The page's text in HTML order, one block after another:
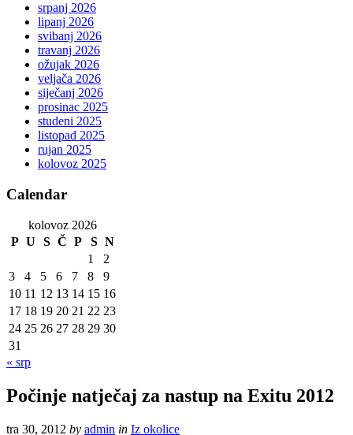
srpanj 2026
lipanj 2026
svibanj 2026
travanj 2026
ožujak 2026
veljača 2026
siječanj 2026
prosinac 2025
studeni 2025
listopad 2025
rujan 2025
kolovoz 2025
Calendar
kolovoz 2026
P U S Č P S N
1
2
3
4 5 6 7 8
9
10 11 12 13 14 15 16
17 18 19 20 21 22 23
24 25 26 27 28 29 30
31
« srp
Počinje natječaj za nastup na Exitu 2012
tra 30, 2012 by admin in Iz okolice